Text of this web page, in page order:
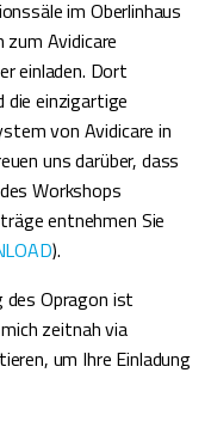
im Oberlinhaus
zum Avidicare
einladen. Dort
einzigartige
von Avidicare in
uns darüber, dass
Workshops
entnehmen Sie
).
des Opragon ist
zeitnah via
um Ihre Einladung